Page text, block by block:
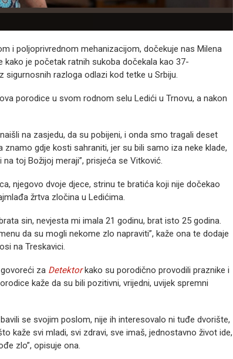
i poljoprivrednom mehanizacijom, dočekuje nas Milena
je početak ratnih sukoba dočekala kao 37-
razloga odlazi kod tetke u Srbiju.
porodice u svom rodnom selu Ledići u Trnovu, a nakon
na zasjedu, da su pobijeni, i onda smo tragali deset
gdje kosti sahraniti, jer su bili samo iza neke klade,
toj Božijoj meraji”, prisjeća se Vitković.
njegovo dvoje djece, strinu te bratića koji nije dočekao
žrtva zločina u Ledićima.
sin, nevjesta mi imala 21 godinu, brat isto 25 godina.
da su mogli nekome zlo napraviti”, kaže ona te dodaje
na Treskavici.
za Detektorkako su porodično provodili praznike i
kaže da su bili pozitivni, vrijedni, uvijek spremni
se svojim poslom, nije ih interesovalo ni tuđe dvorište,
kaže svi mladi, svi zdravi, sve imaš, jednostavno život ide,
zlo”, opisuje ona.